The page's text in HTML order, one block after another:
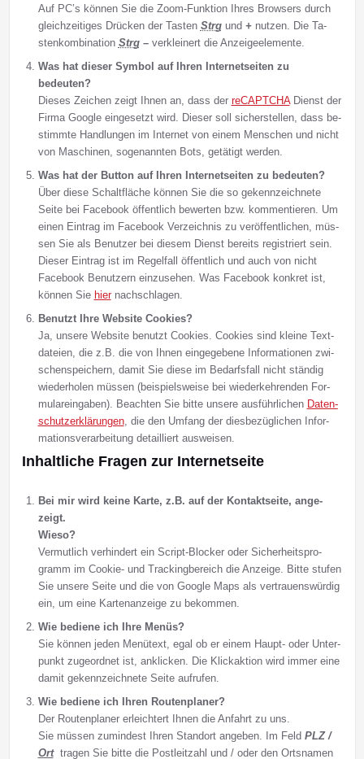
Auf PC’s kön­nen Sie die Zoom-Funk­tion Ih­res Brow­sers durch
gleichzeitiges Drücken der Tasten Strgund +nutzen. Die Ta­
sten­kom­bi­na­tion Strg–ver­klei­nert die An­zei­ge­ele­men­te.
Was hat dieser Symbol auf Ihren Internetseiten zu
bedeuten?
Dieses Zeichen zeigt Ih­nen an, dass der reCAPTCHADienst der
Fir­ma Google ein­ge­setzt wird. Dieser soll si­cher­stel­len, dass be­
stimm­te Hand­lun­gen im In­ter­net von einem Men­schen und nicht
von Ma­schi­nen, so­ge­nann­ten Bots, ge­tä­tigt wer­den.
Was hat der Button auf Ihren Internetseiten zu bedeuten?
Über diese Schaltfläche können Sie die so gekennzeichnete
Seite bei Facebook öf­fent­lich be­wer­ten bzw. kom­men­tie­ren. Um
einen Ein­trag im Facebook Ver­zeich­nis zu ver­öf­fent­li­chen, müs­
sen Sie als Be­nut­zer bei die­sem Dienst be­reits re­gi­striert sein.
Die­ser Ein­trag ist im Re­gel­fall öf­fent­lich und auch von nicht
Facebook Be­nut­zern ein­zu­se­hen. Was Facebook konkret ist,
können Sie hiernach­schla­gen.
Benutzt Ihre Website Cookies?
Ja, unsere Web­si­te be­nutzt Cookies. Cookies sind klei­ne Text­
da­tei­en, die z.B. die von Ih­nen ein­ge­ge­be­ne In­for­ma­tio­nen zwi­
schen­spei­chern, da­mit Sie die­se im Be­darfs­fall nicht stän­dig
wie­der­ho­len müs­sen (bei­spiels­wei­se bei wie­der­keh­ren­den For­
mu­lar­ein­ga­ben). Be­ach­ten Sie bit­te unsere aus­führ­li­chen Da­ten­
schutz­er­klä­run­gen, die den Um­fang der dies­be­züg­li­chen In­for­
ma­tions­ver­ar­bei­tung de­tail­liert aus­wei­sen.
Inhaltliche Fra­­gen zur In­­­ter­­­net­­seite
Bei mir wird kei­ne Kar­te, z.B. auf der Kon­takt­sei­te, an­ge­
zeigt.
Wie­so?
Vermutlich ver­hin­dert ein Script-Blocker oder Si­cher­heits­pro­
gramm im Cookie- und Tracking­be­reich die An­zei­ge. Bit­te stu­fen
Sie un­se­re Sei­te und die von Google Maps als ver­trau­ens­wür­dig
ein, um eine Kar­ten­an­zei­ge zu be­kom­men.
Wie be­die­ne ich Ih­re Me­nüs?
Sie kön­nen je­den Menü­text, egal ob er einem Haupt- oder Un­ter­
punkt zu­ge­ord­net ist, an­klicken. Die Klick­ak­tion wird im­mer eine
da­mit ge­kenn­zeich­ne­te Sei­te auf­ru­fen.
Wie be­die­­ne ich Ih­ren Rou­ten­pla­ner?
Der Routenplaner er­leich­tert Ih­nen die An­fahrt zu uns.
Sie müs­sen zu­min­dest Ih­ren Stand­ort an­ge­ben. Im Feld PLZ /
Ort tra­gen Sie bit­te die Post­leit­zahl und / oder den Orts­na­men